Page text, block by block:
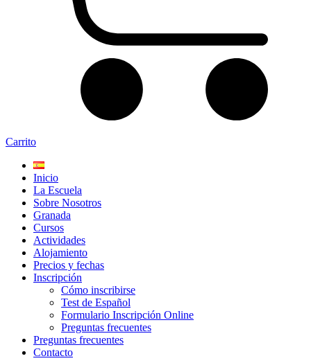
Carrito
Inicio
La Escuela
Sobre Nosotros
Granada
Cursos
Actividades
Alojamiento
Precios y fechas
Inscripción
Cómo inscribirse
Test de Español
Formulario Inscripción Online
Preguntas frecuentes
Preguntas frecuentes
Contacto